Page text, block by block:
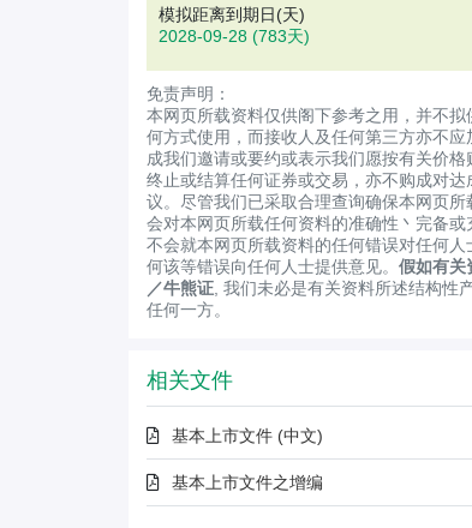
模拟距离到期日(天)
2028-09-28 (783天)
免责声明：
本网页所载资料仅供阁下参考之用，并不
何方式使用，而接收人及任何第三方亦不
成我们邀请或要约或表示我们愿按有关价格
终止或结算任何证券或交易，亦不购成对
议。尽管我们已采取合理查询确保本网页
会对本网页所载任何资料的准确性丶完备
不会就本网页所载资料的任何错误对任何
何该等错误向任何人士提供意见。 假如有关
／牛熊证 , 我们未必是有关资料所述结构性
任何一方。
相关文件
基本上市文件 (中文)
基本上市文件之增编